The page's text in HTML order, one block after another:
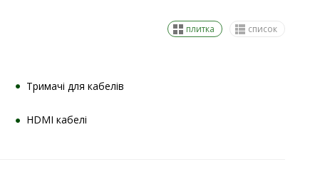
плитка список
Тримачі для кабелів
HDMI кабелі